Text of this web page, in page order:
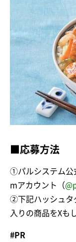
■応募方法
①パルシステム公
mアカウント（
②下記ハッシュタ
入りの商品をXも
#PR